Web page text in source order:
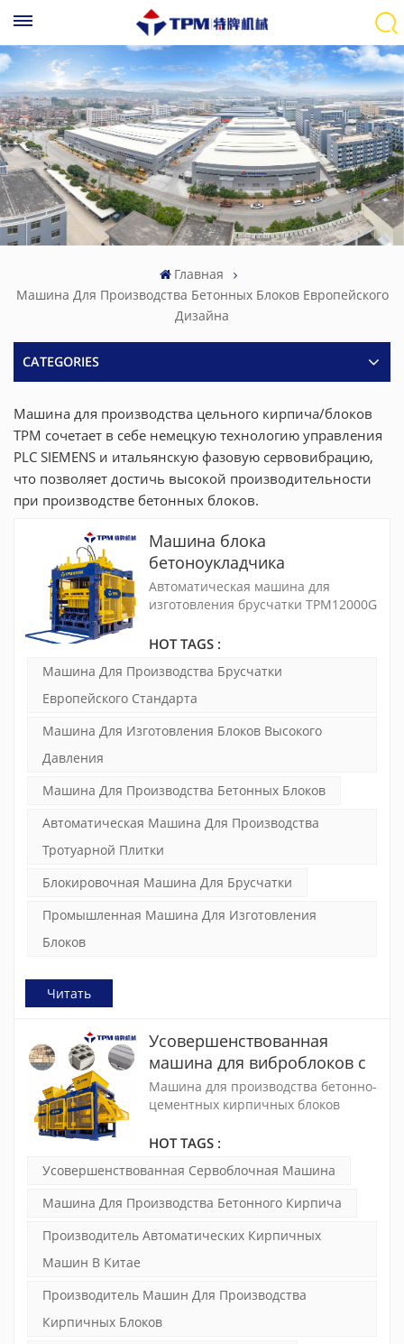
Главная
Машина Для Производства Бетонных Блоков Европейского
Дизайна
CATEGORIES
Машина для производства цельного кирпича/блоков
TPM сочетает в себе немецкую технологию управления
PLC SIEMENS и итальянскую фазовую сервовибрацию,
что позволяет достичь высокой производительности
при производстве бетонных блоков.
Машина блока
бетоноукладчика
европейского стандарта с
сервовибрацией
Автоматическая машина для
изготовления брусчатки TPM12000G
производительность и
стандартам для рынка
высококачественного производства
отличной сервовибрации и
системой подачи, производство
стало очень эффективным для
производства высококачественных
HOT TAGS :
Машина Для Производства Брусчатки
Европейского Стандарта
Машина Для Изготовления Блоков Высокого
Давления
Машина Для Производства Бетонных Блоков
Автоматическая Машина Для Производства
Тротуарной Плитки
Блокировочная Машина Для Брусчатки
Промышленная Машина Для Изготовления
Блоков
Читать
Усовершенствованная
машина для виброблоков с
сервоприводом высокого
уровня TPM15000G
Машина для производства бетонно-
цементных кирпичных блоков
эффективного производства
цементных кирпичей и блоков.
прочной конструкции он
обеспечивает непревзойденную
производительность и надежность.
HOT TAGS :
Усовершенствованная Сервоблочная Машина
Машина Для Производства Бетонного Кирпича
Производитель Автоматических Кирпичных
Машин В Китае
Производитель Машин Для Производства
Кирпичных Блоков